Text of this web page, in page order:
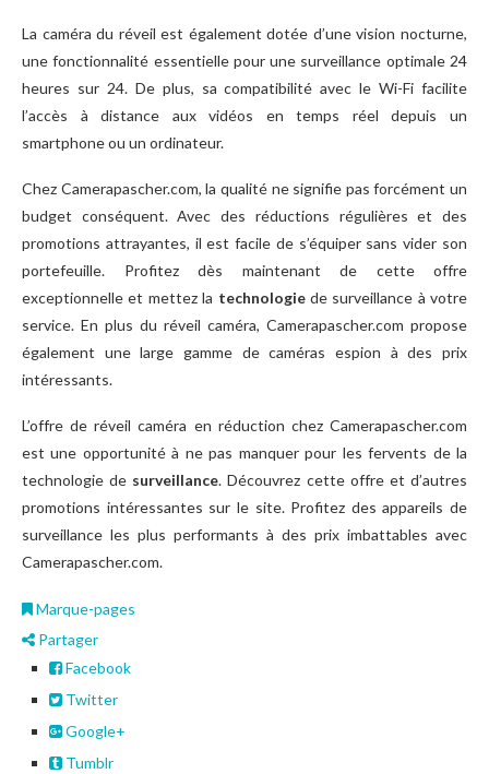
La caméra du réveil est également dotée d’une vision nocturne,
une fonctionnalité essentielle pour une surveillance optimale 24
heures sur 24. De plus, sa compatibilité avec le Wi-Fi facilite
l’accès à distance aux vidéos en temps réel depuis un
smartphone ou un ordinateur.
Chez Camerapascher.com, la qualité ne signifie pas forcément un
budget conséquent. Avec des réductions régulières et des
promotions attrayantes, il est facile de s’équiper sans vider son
portefeuille. Profitez dès maintenant de cette offre
exceptionnelle et mettez la technologiede surveillance à votre
service. En plus du réveil caméra, Camerapascher.com propose
également une large gamme de caméras espion à des prix
intéressants.
L’offre de réveil caméra en réduction chez Camerapascher.com
est une opportunité à ne pas manquer pour les fervents de la
technologie de surveillance. Découvrez cette offre et d’autres
promotions intéressantes sur le site. Profitez des appareils de
surveillance les plus performants à des prix imbattables avec
Camerapascher.com.
Marque-pages
Partager
Facebook
Twitter
Google+
Tumblr